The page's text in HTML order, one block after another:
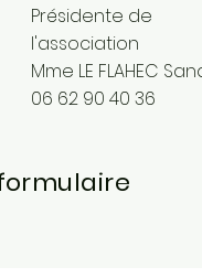
Présidente de
l'association
Mme LE FLAHEC
06 62 90 40 36